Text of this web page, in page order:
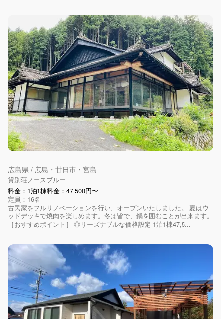
広島県 / 広島・廿日市・宮島
貸別荘ノースブルー
料金：1泊1棟料金：47,500円〜
定員：16名
古民家をフルリノベーションを行い、オープンいたしました。 夏はウ
ッドデッキで焼肉を楽しめます。冬は皆で、鍋を囲むことが出来ます。
［おすすめポイント］ ◎リーズナブルな価格設定 1泊1棟47,5...